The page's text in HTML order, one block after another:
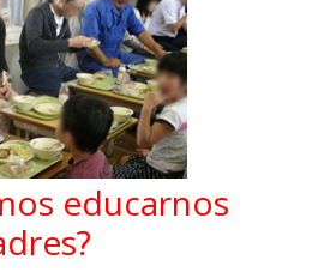
educarnos